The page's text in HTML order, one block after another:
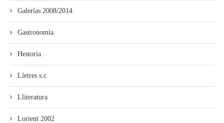
Galerías 2008/2014
Gastronomía
Hestoria
Lletres s.c.
Lliteratura
Lorient 2002